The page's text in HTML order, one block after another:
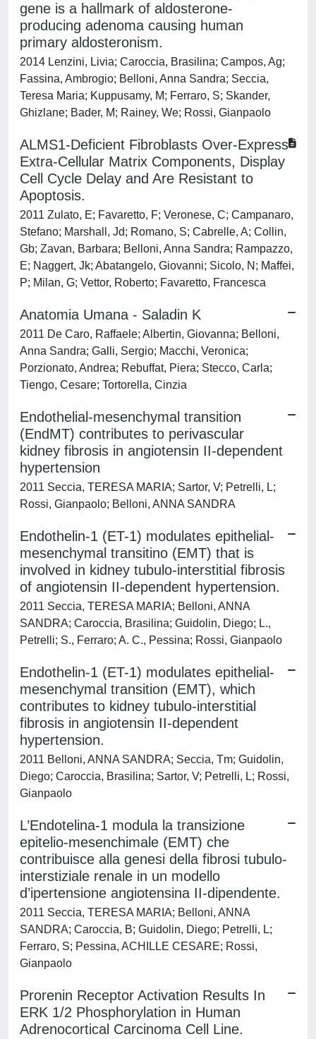
gene is a hallmark of aldosterone-
producing adenoma causing human
primary aldosteronism.
2014 Lenzini, Livia; Caroccia, Brasilina; Campos, Ag;
Fassina, Ambrogio; Belloni, Anna Sandra; Seccia,
Teresa Maria; Kuppusamy, M; Ferraro, S; Skander,
Ghizlane; Bader, M; Rainey, We; Rossi, Gianpaolo
ALMS1-Deficient Fibroblasts Over-Express
Extra-Cellular Matrix Components, Display
Cell Cycle Delay and Are Resistant to
Apoptosis.
2011 Zulato, E; Favaretto, F; Veronese, C; Campanaro,
Stefano; Marshall, Jd; Romano, S; Cabrelle, A; Collin,
Gb; Zavan, Barbara; Belloni, Anna Sandra; Rampazzo,
E; Naggert, Jk; Abatangelo, Giovanni; Sicolo, N; Maffei,
P; Milan, G; Vettor, Roberto; Favaretto, Francesca
Anatomia Umana - Saladin K
2011 De Caro, Raffaele; Albertin, Giovanna; Belloni,
Anna Sandra; Galli, Sergio; Macchi, Veronica;
Porzionato, Andrea; Rebuffat, Piera; Stecco, Carla;
Tiengo, Cesare; Tortorella, Cinzia
Endothelial-mesenchymal transition
(EndMT) contributes to perivascular
kidney fibrosis in angiotensin II-dependent
hypertension
2011 Seccia, TERESA MARIA; Sartor, V; Petrelli, L;
Rossi, Gianpaolo; Belloni, ANNA SANDRA
Endothelin-1 (ET-1) modulates epithelial-
mesenchymal transitino (EMT) that is
involved in kidney tubulo-interstitial fibrosis
of angiotensin II-dependent hypertension.
2011 Seccia, TERESA MARIA; Belloni, ANNA
SANDRA; Caroccia, Brasilina; Guidolin, Diego; L.,
Petrelli; S., Ferraro; A. C., Pessina; Rossi, Gianpaolo
Endothelin-1 (ET-1) modulates epithelial-
mesenchymal transition (EMT), which
contributes to kidney tubulo-interstitial
fibrosis in angiotensin II-dependent
hypertension.
2011 Belloni, ANNA SANDRA; Seccia, Tm; Guidolin,
Diego; Caroccia, Brasilina; Sartor, V; Petrelli, L; Rossi,
Gianpaolo
L’Endotelina-1 modula la transizione
epitelio-mesenchimale (EMT) che
contribuisce alla genesi della fibrosi tubulo-
interstiziale renale in un modello
d’ipertensione angiotensina II-dipendente.
2011 Seccia, TERESA MARIA; Belloni, ANNA
SANDRA; Caroccia, B; Guidolin, Diego; Petrelli, L;
Ferraro, S; Pessina, ACHILLE CESARE; Rossi,
Gianpaolo
Prorenin Receptor Activation Results In
ERK 1/2 Phosphorylation in Human
Adrenocortical Carcinoma Cell Line.